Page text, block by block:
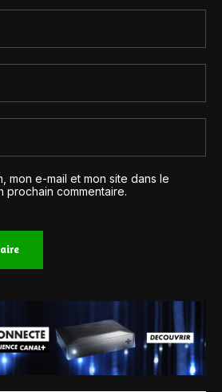
mon e-mail et mon site dans le
prochain commentaire.